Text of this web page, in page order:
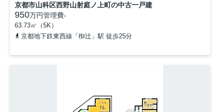
京都市山科区西野山射庭ノ上町の中古一戸建
950万円管理費-
63.73㎡（5K）
京都地下鉄東西線「椥辻」駅 徒歩25分